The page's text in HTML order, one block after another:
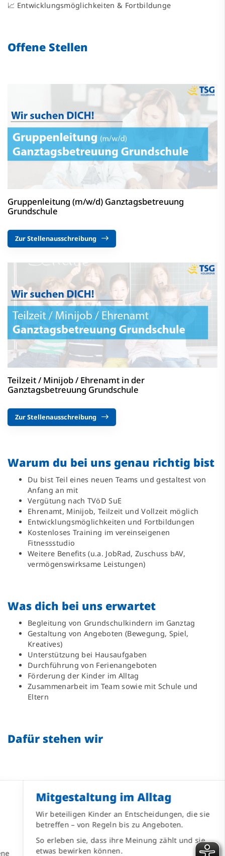
📈 Entwicklungsmöglichkeiten & Fortbildunge
Offene Stellen
Gruppenleitung (m/w/d) Ganztagsbetreuung
Grundschule
Zur Stellenausschreibung
Teilzeit / Minijob / Ehrenamt in der
Ganztagsbetreuung Grundschule
Zur Stellenausschreibung
Warum du bei uns genau richtig bist
Du bist Teil eines neuen Teams und gestaltest von
Anfang an mit
Vergütung nach TVöD SuE
Ehrenamt, Minijob, Teilzeit und Vollzeit möglich
Entwicklungsmöglichkeiten und Fortbildungen
Kostenloses Training im vereinseigenen
Fitnessstudio
Weitere Benefits (u.a. JobRad, Zuschuss bAV,
vermögenswirksame Leistungen)
Was dich bei uns erwartet
Begleitung von Grundschulkindern im Ganztag
Gestaltung von Angeboten (Bewegung, Spiel,
Kreatives)
Unterstützung bei Hausaufgaben
Durchführung von Ferienangeboten
Förderung der Kinder im Alltag
Zusammenarbeit im Team sowie mit Schule und
Eltern
Dafür stehen wir
Mitgestaltung im Alltag
Wir beteiligen Kinder an Entscheidungen, die sie
betreffen – von Regeln bis zu Angeboten.
So erleben sie, dass ihre Meinung zählt und sie
etwas bewirken können.